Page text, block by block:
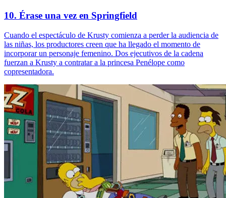
10. Érase una vez en Springfield
Cuando el espectáculo de Krusty comienza a perder la audiencia de
las niñas, los productores creen que ha llegado el momento de
incorporar un personaje femenino. Dos ejecutivos de la cadena
fuerzan a Krusty a contratar a la princesa Penélope como
copresentadora.